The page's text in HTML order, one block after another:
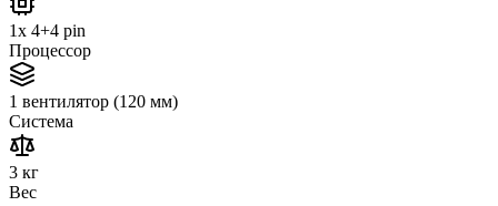
1x 4+4 pin
Процессор
1 вентилятор (120 мм)
Система
3 кг
Вес